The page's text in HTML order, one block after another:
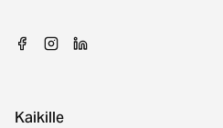
Kaikille